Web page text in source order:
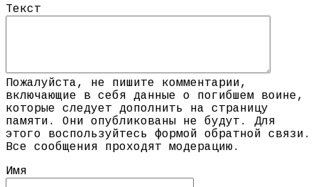
Текст
Пожалуйста, не пишите комментарии,
включающие в себя данные о погибшем воине,
которые следует дополнить на страницу
памяти. Они опубликованы не будут. Для
этого воспользуйтесь формой обратной связи.
Все сообщения проходят модерацию.
Имя